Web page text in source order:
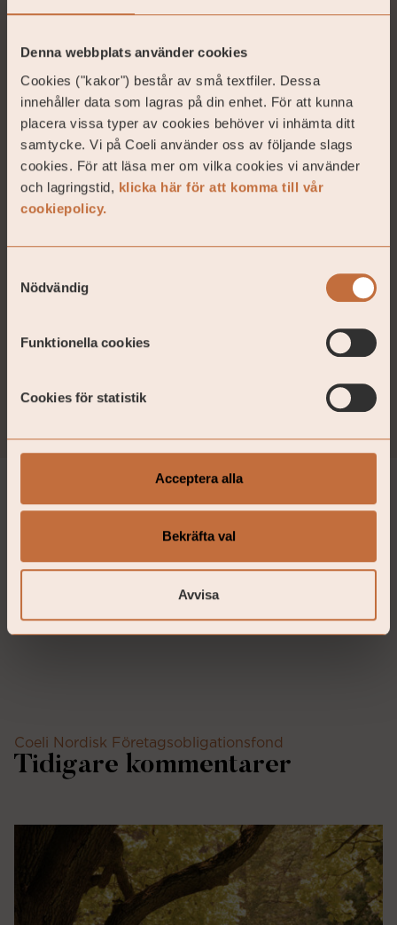
Denna webbplats använder cookies
Cookies ("kakor") består av små textfiler. Dessa
innehåller data som lagras på din enhet. För att kunna
placera vissa typer av cookies behöver vi inhämta ditt
samtycke. Vi på Coeli använder oss av följande slags
cookies. För att läsa mer om vilka cookies vi använder
och lagringstid, klicka här för att komma till vår
cookiepolicy.
Nödvändig
Funktionella cookies
Cookies för statistik
Acceptera alla
Bekräfta val
Avvisa
VIKTIG INFORMATION. Denna information är
avsedd som marknadsföring. Fondens prospekt,
faktablad och årsberättelse finns att tillgå på coeli.se
och rekommenderas att läsas innan beslut att
investera i den aktuella fonden. Prospektet och
årsberättelsen finns på engelska och fondens
faktablad finns bland annat på svenska och
https://.coeli.se/finansiell-och-legal-information/.
Historisk avkastning är ingen garanti för framtida
och minska i värde. Det är inte säkert att du får
besluta att säga upp de arrangemang som har gjorts
Coeli Nordisk Företagsobligationsfond
Tidigare kommentarer